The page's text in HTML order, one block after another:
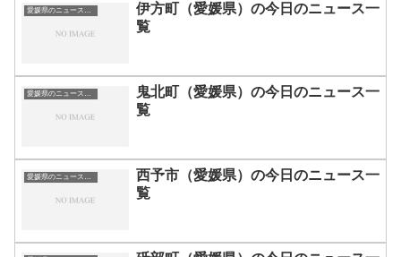
愛媛県のニュース一覧
伊方町（愛媛県）の今日のニュース一
覧
愛媛県のニュース一覧
鬼北町（愛媛県）の今日のニュース一
覧
愛媛県のニュース一覧
西予市（愛媛県）の今日のニュース一
覧